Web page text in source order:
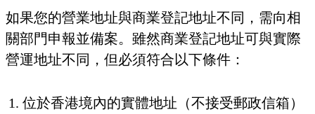
如果您的營業地址與商業登記地址不同，需向相
關部門申報並備案。雖然商業登記地址可與實際
營運地址不同，但必須符合以下條件：
位於香港境內的實體地址（不接受郵政信箱）